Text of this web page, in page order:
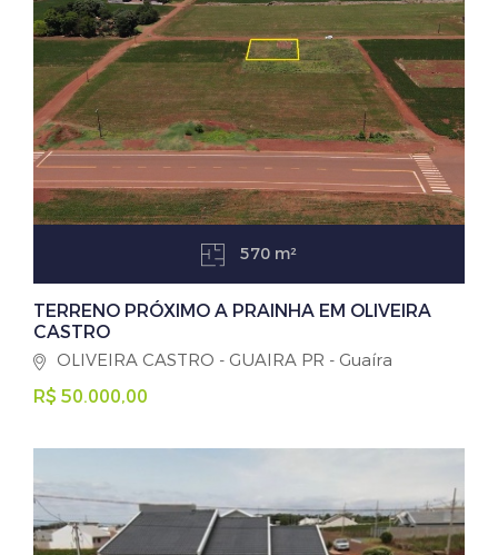
570 m²
TERRENO PRÓXIMO A PRAINHA EM OLIVEIRA
CASTRO
OLIVEIRA CASTRO - GUAIRA PR - Guaíra
R$ 50.000,00